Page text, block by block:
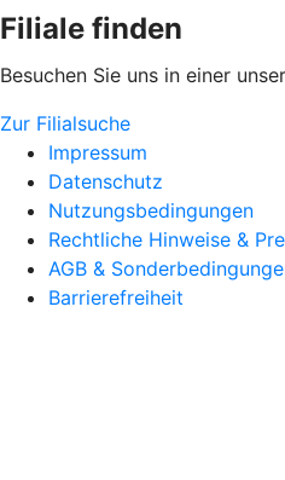
Filiale finden
Besuchen Sie uns in einer
Zur Filialsuche
Impressum
Datenschutz
Nutzungsbedingungen
Rechtliche Hinweise &
AGB &
Barrierefreiheit